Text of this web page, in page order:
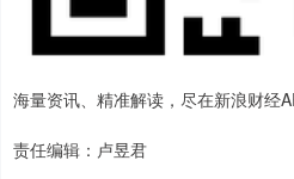
海量资讯、精准解读，尽在新浪财经
责任编辑：卢昱君